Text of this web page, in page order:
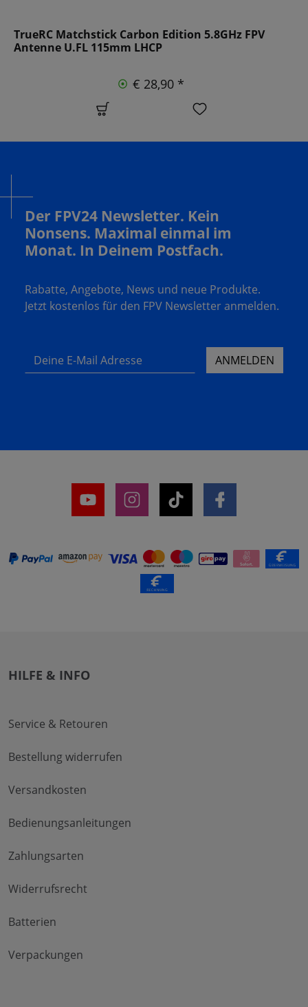
TrueRC Matchstick Carbon Edition 5.8GHz FPV
Antenne U.FL 115mm LHCP
€ 28,90 *
Der FPV24 Newsletter. Kein
Nonsens. Maximal einmal im
Monat. In Deinem Postfach.
Rabatte, Angebote, News und neue Produkte.
Jetzt kostenlos für den FPV Newsletter anmelden.
Deine E-Mail Adresse ANMELDEN
HILFE & INFO
Service & Retouren
Bestellung widerrufen
Versandkosten
Bedienungsanleitungen
Zahlungsarten
Widerrufsrecht
Batterien
Verpackungen